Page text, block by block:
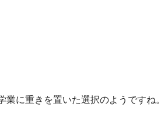
に重きを置いた選択のようですね。